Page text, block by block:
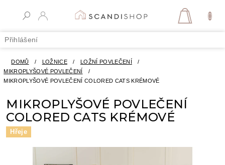
Přihlášení
DOMŮ / LOŽNICE / LOŽNÍ POVLEČENÍ
/
MIKROPLYŠOVÉ POVLEČENÍ
/
MIKROPLYŠOVÉ POVLEČENÍ COLORED CATS KRÉMOVÉ
MIKROPLYŠOVÉ POVLEČENÍ
COLORED CATS KRÉMOVÉ
Hřeje